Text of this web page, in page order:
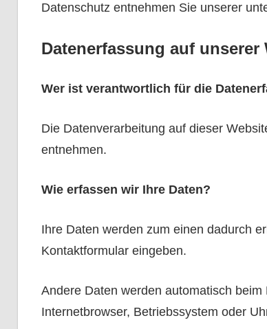
Datenschutz entnehmen Sie unserer
Datenerfassung auf unserer
Wer ist verantwortlich für die
Die Datenverarbeitung auf dieser
entnehmen.
Wie erfassen wir Ihre Daten?
Ihre Daten werden zum einen dadurch
Kontaktformular eingeben.
Andere Daten werden automatisch
Internetbrowser, Betriebssystem oder